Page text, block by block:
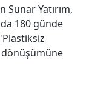
Yatırım,
180 günde
dönüşümüne